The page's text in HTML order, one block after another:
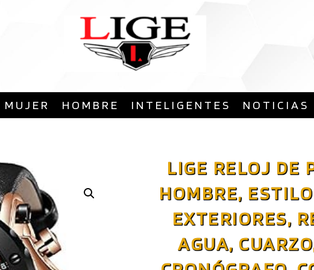
al
contenido
MUJER HOMBRE INTELIGENTES NOTICIAS
LIGE RELOJ DE
HOMBRE,
EXTERIORES,
AGUA,